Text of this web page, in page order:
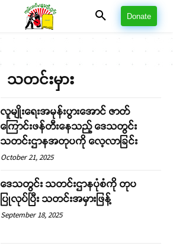
Donate
သတင်းမှား
လူမျိုးရေးအမုန်းပွားအောင် ဇာတ်
ကြောင်းဖန်တီးနေသည့် ဒေသတွင်း
သတင်းဌာနအတုပကို လေ့လာခြင်း
October 21, 2025
ဒေသတွင်း သတင်းဌာနပုံစံကို တုပ
ပြုလုပ်ပြီး သတင်းအမှားဖြန့်
September 18, 2025